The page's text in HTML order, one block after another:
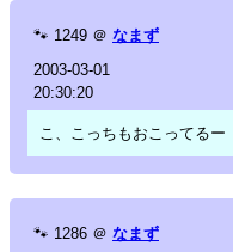
🐾 1249 ＠ なまず
2003-03-01
20:30:20
こ、こっちもおこってるー
🐾 1286 ＠ なまず